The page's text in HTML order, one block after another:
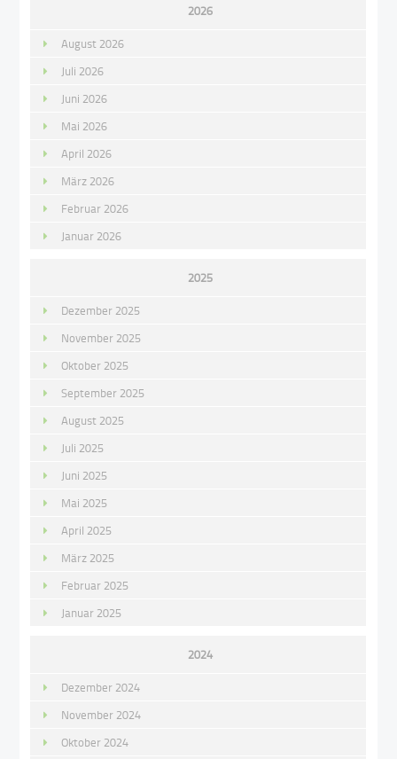
2026
August 2026
Juli 2026
Juni 2026
Mai 2026
April 2026
März 2026
Februar 2026
Januar 2026
2025
Dezember 2025
November 2025
Oktober 2025
September 2025
August 2025
Juli 2025
Juni 2025
Mai 2025
April 2025
März 2025
Februar 2025
Januar 2025
2024
Dezember 2024
November 2024
Oktober 2024